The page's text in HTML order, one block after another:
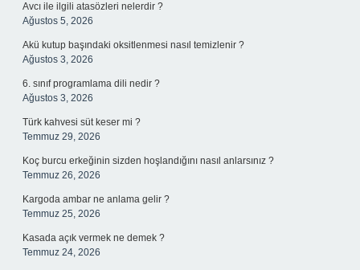
Avcı ile ilgili atasözleri nelerdir ?
Ağustos 5, 2026
Akü kutup başındaki oksitlenmesi nasıl temizlenir ?
Ağustos 3, 2026
6. sınıf programlama dili nedir ?
Ağustos 3, 2026
Türk kahvesi süt keser mi ?
Temmuz 29, 2026
Koç burcu erkeğinin sizden hoşlandığını nasıl anlarsınız ?
Temmuz 26, 2026
Kargoda ambar ne anlama gelir ?
Temmuz 25, 2026
Kasada açık vermek ne demek ?
Temmuz 24, 2026